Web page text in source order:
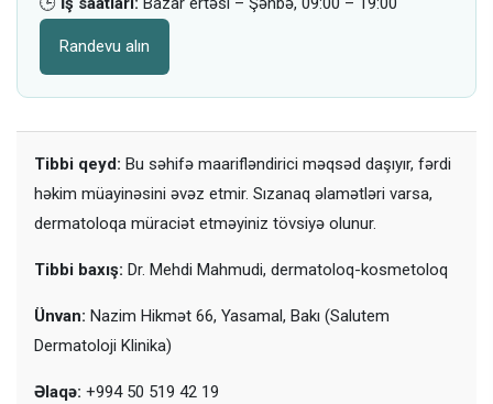
Randevu alın
Tibbi qeyd: Bu səhifə maarifləndirici məqsəd daşıyır, fərdi
həkim müayinəsini əvəz etmir. Sızanaq əlamətləri varsa,
dermatoloqa müraciət etməyiniz tövsiyə olunur.
Tibbi baxış: Dr. Mehdi Mahmudi, dermatoloq-kosmetoloq
Ünvan: Nazim Hikmət 66, Yasamal, Bakı (Salutem
Dermatoloji Klinika)
Əlaqə: +994 50 519 42 19